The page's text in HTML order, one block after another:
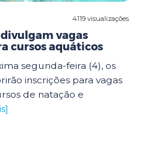
4119 visualizações
divulgam vagas
cursos aquáticos
segunda-feira (4), os
inscrições para vagas
de natação e